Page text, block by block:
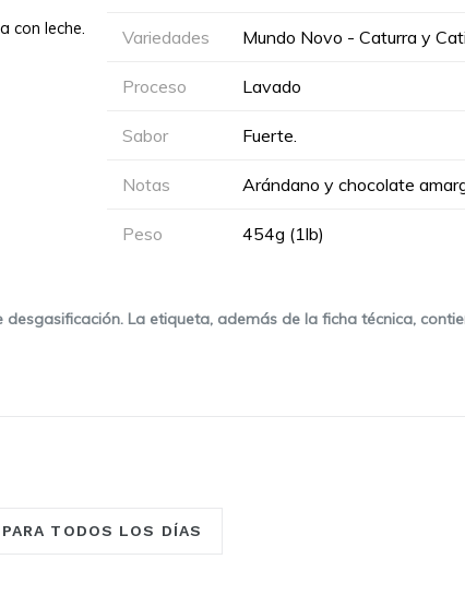
con leche. Variedades Mundo Novo - Caturra y
Proceso Lavado
Sabor Fuerte.
Notas Arándano y chocolate
Peso 454g (1lb)
La etiqueta, además de la ficha técnica,
TODOS LOS DÍAS